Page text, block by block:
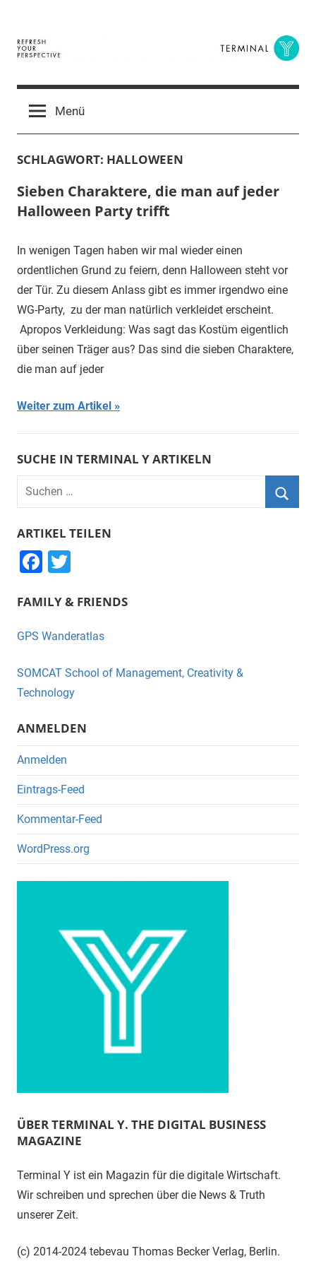
springen
Terminal
Y
Digital
BusinessMenü
SCHLAGWORT: HALLOWEEN
Sieben Charaktere, die man auf jeder
Halloween Party trifft
In wenigen Tagen haben wir mal wieder einen
ordentlichen Grund zu feiern, denn Halloween steht vor
der Tür. Zu diesem Anlass gibt es immer irgendwo eine
WG-Party, zu der man natürlich verkleidet erscheint.
Apropos Verkleidung: Was sagt das Kostüm eigentlich
über seinen Träger aus? Das sind die sieben Charaktere,
die man auf jeder
Weiter zum Artikel
SUCHE IN TERMINAL Y ARTIKELN
Suchen
nach:
ARTIKEL TEILEN
F
c
e
o
o
k
tt
er
FAMILY & FRIENDS
GPS Wanderatlas
SOMCAT School of Management, Creativity &
Technology
ANMELDEN
Anmelden
Eintrags-Feed
Kommentar-Feed
WordPress.org
ÜBER TERMINAL Y. THE DIGITAL BUSINESS
MAGAZINE
Terminal Y ist ein Magazin für die digitale Wirtschaft.
Wir schreiben und sprechen über die News & Truth
unserer Zeit.
(c) 2014-2024 tebevau Thomas Becker Verlag, Berlin.